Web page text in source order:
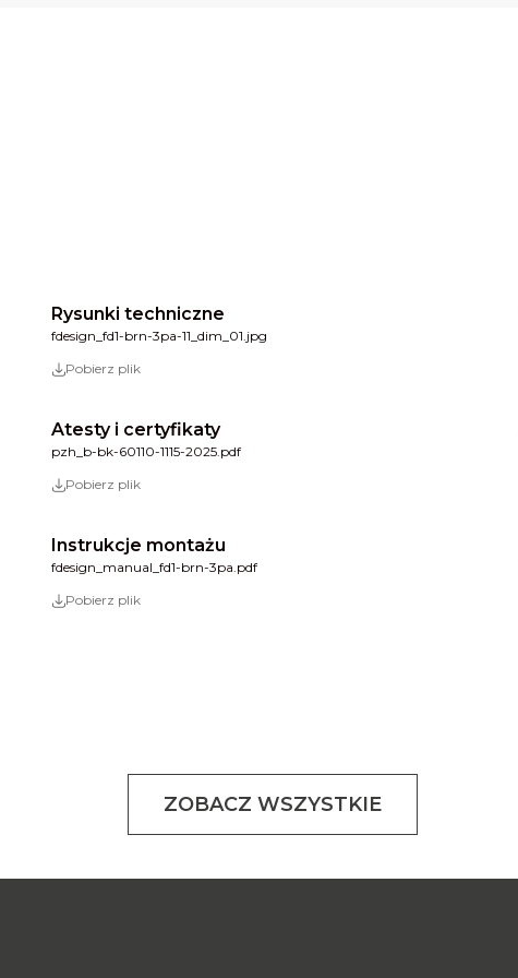
Rysunki techniczne
fdesign_fd1-brn-3pa-11_dim_01.jpg
Pobierz plik
Atesty i certyfikaty
pzh_b-bk-60110-1115-2025.pdf
Pobierz plik
Instrukcje montażu
fdesign_manual_fd1-brn-3pa.pdf
Pobierz plik
ZOBACZ WSZYSTKIE